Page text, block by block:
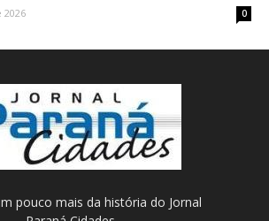
2026 0
pouco mais da história do Jornal